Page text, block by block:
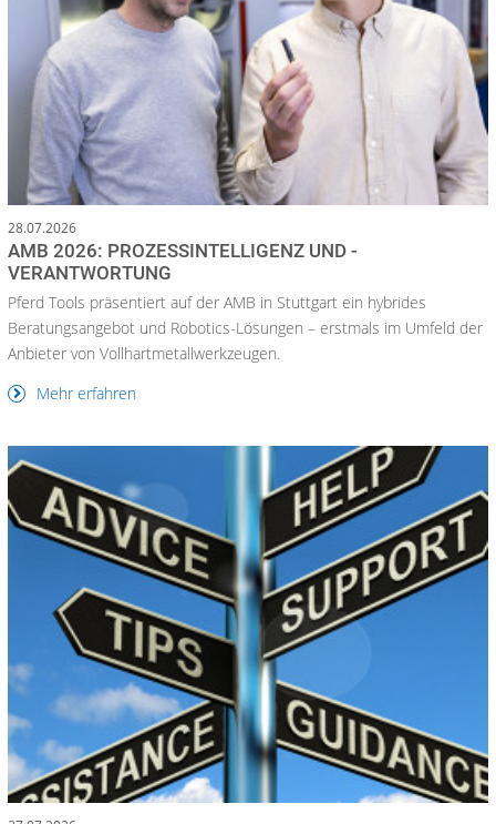
28.07.2026
AMB 2026: PROZESSINTELLIGENZ UND -
VERANTWORTUNG
Pferd Tools präsentiert auf der AMB in Stuttgart ein hybrides
Beratungsangebot und Robotics-Lösungen – erstmals im Umfeld der
Anbieter von Vollhartmetallwerkzeugen.
Mehr erfahren